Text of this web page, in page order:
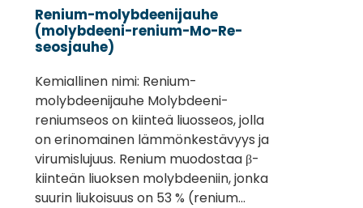
Renium-molybdeenijauhe
(molybdeeni-renium-Mo-Re-
seosjauhe)
Kemiallinen nimi: Renium-
molybdeenijauhe Molybdeeni-
reniumseos on kiinteä liuosseos, jolla
on erinomainen lämmönkestävyys ja
virumislujuus. Renium muodostaa β-
kiinteän liuoksen molybdeeniin, jonka
suurin liukoisuus on 53 % (renium...